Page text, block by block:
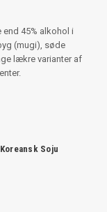
45% alkohol i
(mugi), søde
lækre varianter af
Koreansk Soju